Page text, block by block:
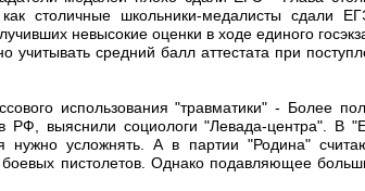
столичные школьники-медалисты сдали
невысокие оценки в ходе единого
средний балл аттестата при
использования "травматики" - Более
РФ, выяснили социологи "Левада-центра". В
нужно усложнять. А в партии "Родина"
пистолетов. Однако подавляющее